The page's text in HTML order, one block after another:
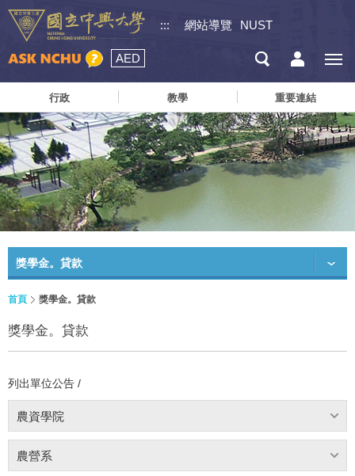
::: 網站導覽 NUST
AED
行政 教學 重要連結
獎學金。貸款
首頁 獎學金。貸款
獎學金。貸款
列出單位公告 /
農資學院
農營系